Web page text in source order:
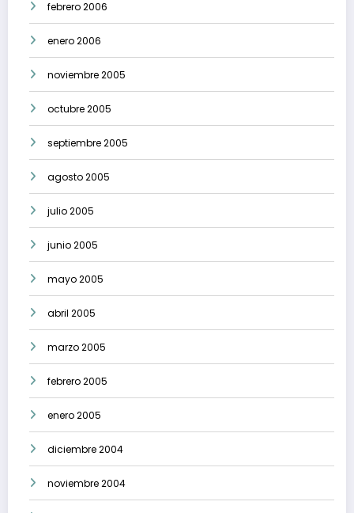
febrero 2006
enero 2006
noviembre 2005
octubre 2005
septiembre 2005
agosto 2005
julio 2005
junio 2005
mayo 2005
abril 2005
marzo 2005
febrero 2005
enero 2005
diciembre 2004
noviembre 2004